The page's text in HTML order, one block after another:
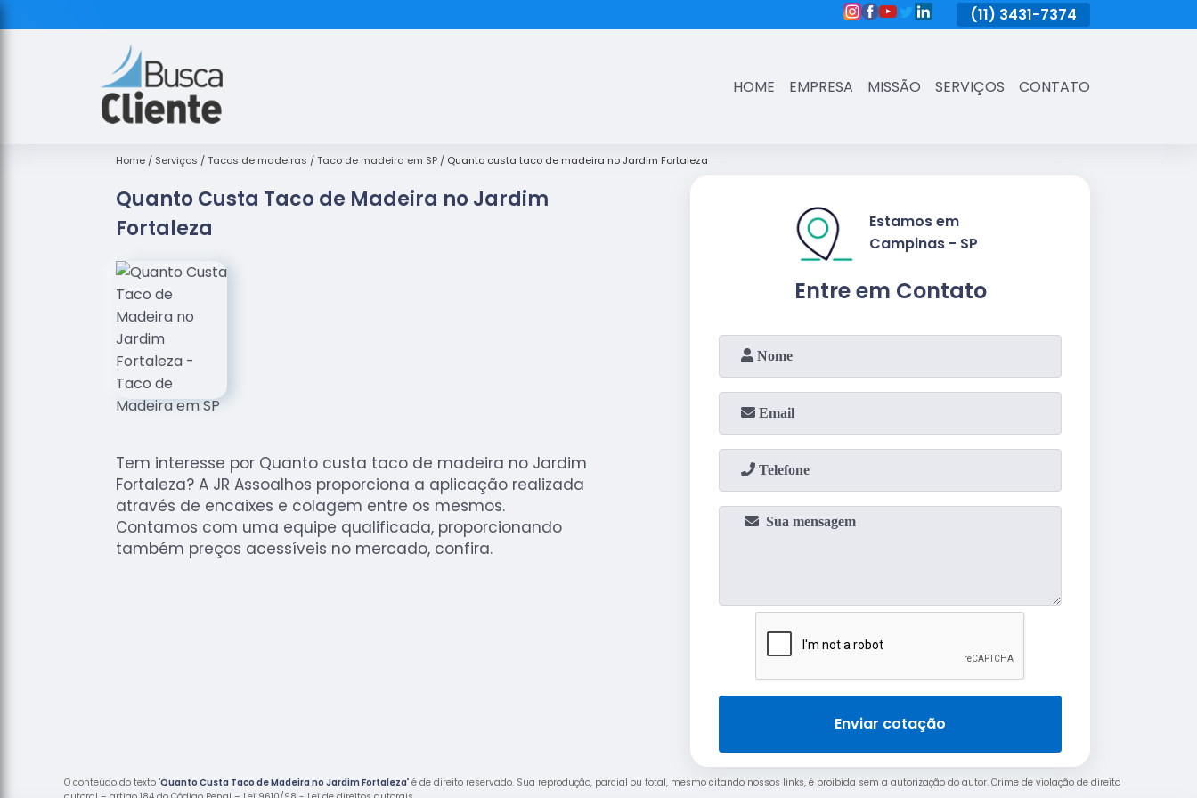
3431-7374 (11) 3431-7374
HOME EMPRESA MISSÃO SERVIÇOS CONTATO
Home Serviços Tacos de madeiras Taco de madeira em SP Quanto custa taco de madeira no Jardim Fortaleza
Quanto Custa Taco de Madeira no Jardim
Fortaleza
Tem interesse por Quanto custa taco de madeira no Jardim
Fortaleza? A JR Assoalhos proporciona a aplicação realizada
através de encaixes e colagem entre os mesmos.
Contamos com uma equipe qualificada, proporcionando
também preços acessíveis no mercado, confira.
Entre em Contato
Estamos em
Campinas - SP
Enviar cotação
O conteúdo do texto "Quanto Custa Taco de Madeira no Jardim Fortaleza" é de direito reservado. Sua reprodução, parcial ou total, mesmo citando nossos links, é proibida sem a autorização do autor. Crime de violação de direito